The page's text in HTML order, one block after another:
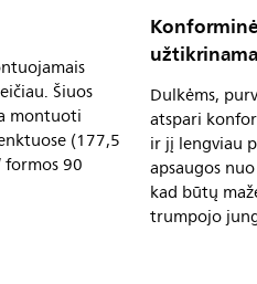
Šiuos
montuoti
(177,5
90
Dulkėms,
atspari
ir jį lengviau
apsaugos
kad būtų
trumpojo